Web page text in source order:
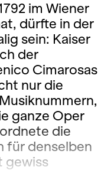
im Wiener
dürfte in der
sein: Kaiser
der
Cimarosas
nur die
ganze Oper
die
für denselben
gewiss